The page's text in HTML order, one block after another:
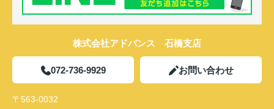
株式会社アドバンス 石橋支店
072-736-9929 お問い合わせ
〒563-0032